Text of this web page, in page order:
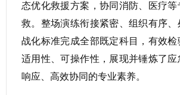
态优化救援方案，协同消防、医疗
救。整场演练衔接紧密、组织有序
战化标准完成全部既定科目，有效
适用性、可操作性，展现并锤炼了
响应、高效协同的专业素养。